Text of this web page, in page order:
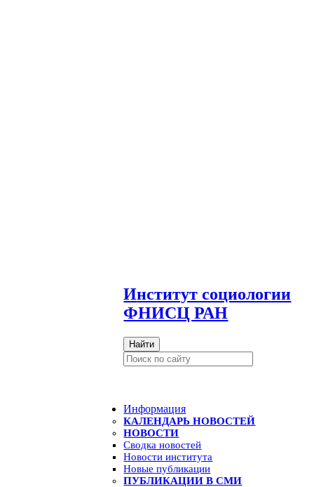
Институт социологии
ФНИСЦ РАН
Найти
Информация
КАЛЕНДАРЬ НОВОСТЕЙ
НОВОСТИ
Сводка новостей
Новости института
Новые публикации
ПУБЛИКАЦИИ В СМИ